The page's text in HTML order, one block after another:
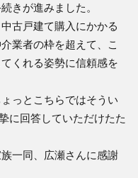
きが進みました。
中古戸建て購入にかかる
業者の枠を超えて、
こ
くれる姿勢に信頼感を
っとこちらではそうい
に回答していただけたた
一同、 広瀬さんに感謝